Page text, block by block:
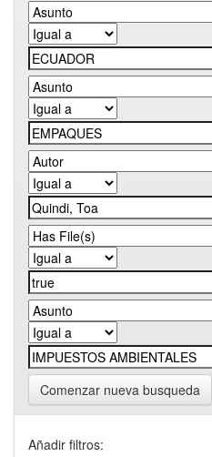
Comenzar nueva busqueda
Añadir filtros: